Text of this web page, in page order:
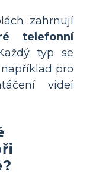
zahrnují
telefonní
typ se
pro
videí